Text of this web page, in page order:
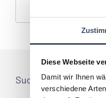
Diese Webseite
Damit wir Ihnen
verschiedene
Suchbegriff / Best